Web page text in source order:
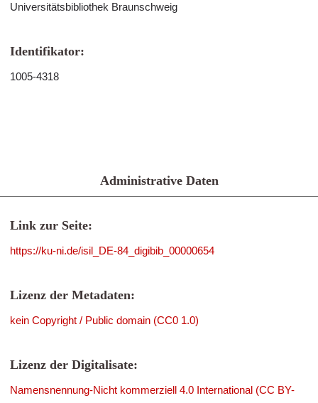
Universitätsbibliothek Braunschweig
Identifikator:
1005-4318
Administrative Daten
Link zur Seite:
https://ku-ni.de/isil_DE-84_digibib_00000654
Lizenz der Metadaten:
kein Copyright / Public domain (CC0 1.0)
Lizenz der Digitalisate:
Namensnennung-Nicht kommerziell 4.0 International (CC BY-